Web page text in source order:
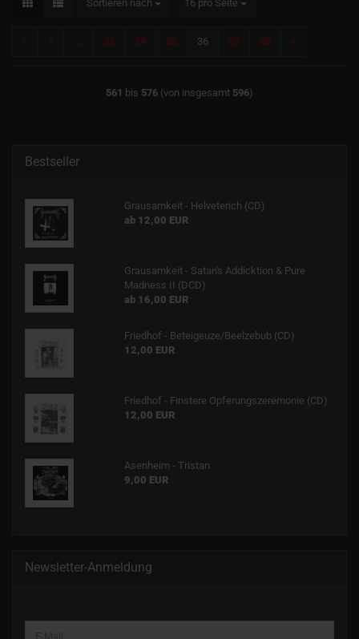
Sortieren nach 16 pro Seite
« 1 ... 33 34 35 36 37 38 »
561 bis 576 (von insgesamt 596)
Bestseller
Grausamkeit - Helveterich (CD)
ab 12,00 EUR
Grausamkeit - Satan's Addicktion & Pure
Madness II (DCD)
ab 16,00 EUR
Friedhof - Beteigeuze/Beelzebub (CD)
12,00 EUR
Friedhof - Finstere Opferungszeremonie (CD)
12,00 EUR
Asenheim - Tristan
9,00 EUR
Newsletter-Anmeldung